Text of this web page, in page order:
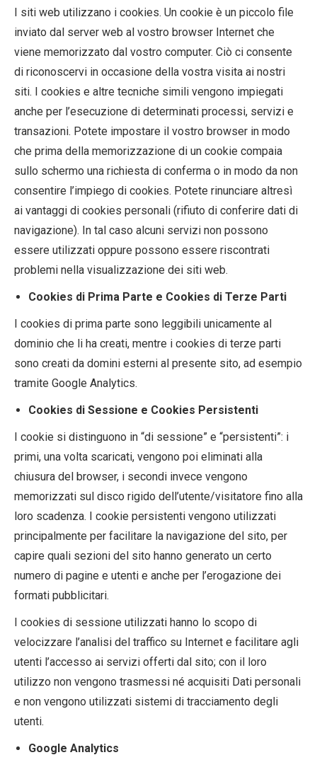
I siti web utilizzano i cookies. Un cookie è un piccolo file
inviato dal server web al vostro browser Internet che
viene memorizzato dal vostro computer. Ciò ci consente
di riconoscervi in occasione della vostra visita ai nostri
siti. I cookies e altre tecniche simili vengono impiegati
anche per l’esecuzione di determinati processi, servizi e
transazioni. Potete impostare il vostro browser in modo
che prima della memorizzazione di un cookie compaia
sullo schermo una richiesta di conferma o in modo da non
consentire l’impiego di cookies. Potete rinunciare altresì
ai vantaggi di cookies personali (rifiuto di conferire dati di
navigazione). In tal caso alcuni servizi non possono
essere utilizzati oppure possono essere riscontrati
problemi nella visualizzazione dei siti web.
Cookies di Prima Parte e Cookies di Terze Parti
I cookies di prima parte sono leggibili unicamente al
dominio che li ha creati, mentre i cookies di terze parti
sono creati da domini esterni al presente sito, ad esempio
tramite Google Analytics.
Cookies di Sessione e Cookies Persistenti
I cookie si distinguono in “di sessione” e “persistenti”: i
primi, una volta scaricati, vengono poi eliminati alla
chiusura del browser, i secondi invece vengono
memorizzati sul disco rigido dell’utente/visitatore fino alla
loro scadenza. I cookie persistenti vengono utilizzati
principalmente per facilitare la navigazione del sito, per
capire quali sezioni del sito hanno generato un certo
numero di pagine e utenti e anche per l’erogazione dei
formati pubblicitari.
I cookies di sessione utilizzati hanno lo scopo di
velocizzare l’analisi del traffico su Internet e facilitare agli
utenti l’accesso ai servizi offerti dal sito; con il loro
utilizzo non vengono trasmessi né acquisiti Dati personali
e non vengono utilizzati sistemi di tracciamento degli
utenti.
Google Analytics